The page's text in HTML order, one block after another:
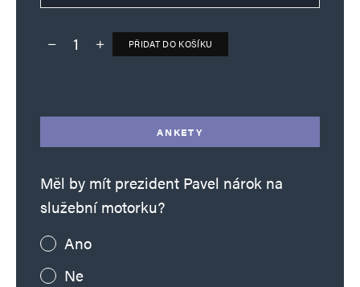
Deník TO – verze bez reklam množství
PŘIDAT DO KOŠÍKU
ANKETY
Měl by mít prezident Pavel nárok na
služební motorku?
Ano
Ne